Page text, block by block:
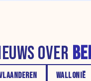
OVER
WALLONIË